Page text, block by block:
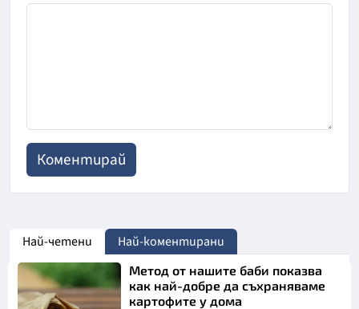
Най-четени Най-коментирани
Метод от нашите баби показва
как най-добре да съхраняваме
картофите у дома